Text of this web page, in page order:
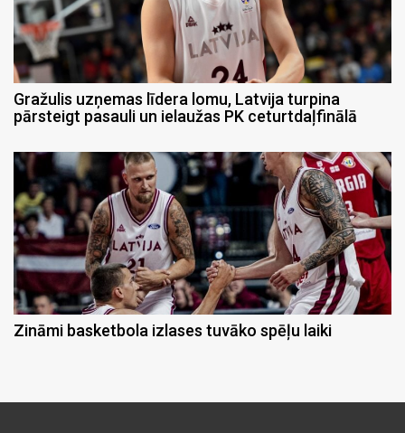
Gražulis uzņemas līdera lomu, Latvija turpina
pārsteigt pasauli un ielaužas PK ceturtdaļfinālā
Zināmi basketbola izlases tuvāko spēļu laiki